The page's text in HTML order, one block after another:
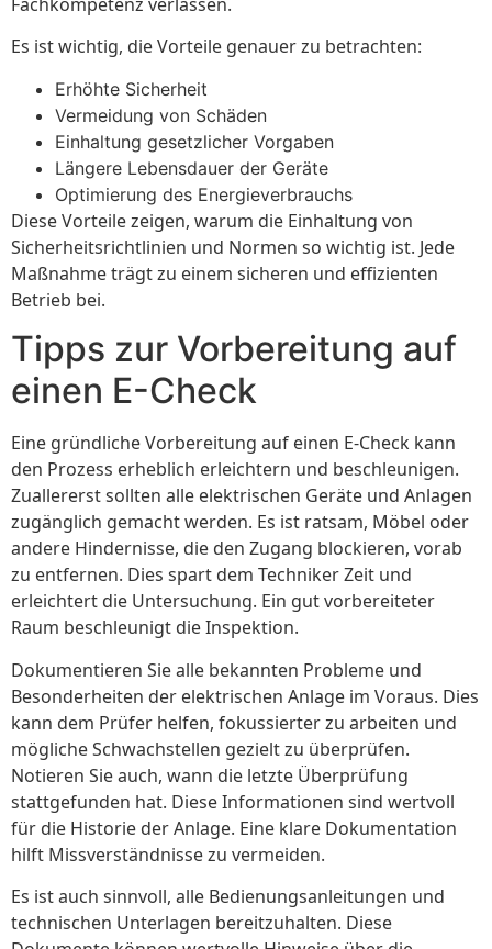
Es ist wichtig, die Vorteile genauer zu betrachten:
Erhöhte Sicherheit
Vermeidung von Schäden
Einhaltung gesetzlicher Vorgaben
Längere Lebensdauer der Geräte
Optimierung des Energieverbrauchs
Diese Vorteile zeigen, warum die Einhaltung von
Sicherheitsrichtlinien und Normen so wichtig ist. Jede
Maßnahme trägt zu einem sicheren und effizienten
Betrieb bei.
Tipps zur Vorbereitung auf
einen E-Check
Eine gründliche Vorbereitung auf einen E-Check kann
den Prozess erheblich erleichtern und beschleunigen.
Zuallererst sollten alle elektrischen Geräte und Anlagen
zugänglich gemacht werden. Es ist ratsam, Möbel oder
andere Hindernisse, die den Zugang blockieren, vorab
zu entfernen. Dies spart dem Techniker Zeit und
erleichtert die Untersuchung. Ein gut vorbereiteter
Raum beschleunigt die Inspektion.
Dokumentieren Sie alle bekannten Probleme und
Besonderheiten der elektrischen Anlage im Voraus. Dies
kann dem Prüfer helfen, fokussierter zu arbeiten und
mögliche Schwachstellen gezielt zu überprüfen.
Notieren Sie auch, wann die letzte Überprüfung
stattgefunden hat. Diese Informationen sind wertvoll
für die Historie der Anlage. Eine klare Dokumentation
hilft Missverständnisse zu vermeiden.
Es ist auch sinnvoll, alle Bedienungsanleitungen und
technischen Unterlagen bereitzuhalten. Diese